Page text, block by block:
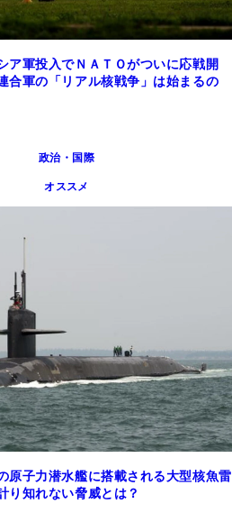
ア軍投入でＮＡＴＯがついに応戦開
軍の「リアル核戦争」は始まるの
政治・国際
オススメ
原子力潜水艦に搭載される大型核魚雷
り知れない脅威とは？